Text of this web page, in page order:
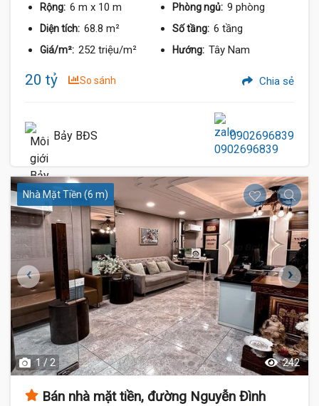
Rộng: 6 m x 10 m Phòng ngủ: 9 phòng
Diện tích: 68.8 m² Số tầng: 6 tầng
Giá/m²: 252 triệu/m² Hướng: Tây Nam
20 tỷ So sánh Chia sẻ
Bảy BĐS 0902696839
Nhà Mặt Tiền (6 m)
1 / 2 242
Bán nhà mặt tiền, đường Nguyễn Đình